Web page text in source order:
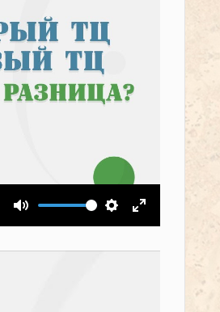
Выключить звукНастройки
На весь экран